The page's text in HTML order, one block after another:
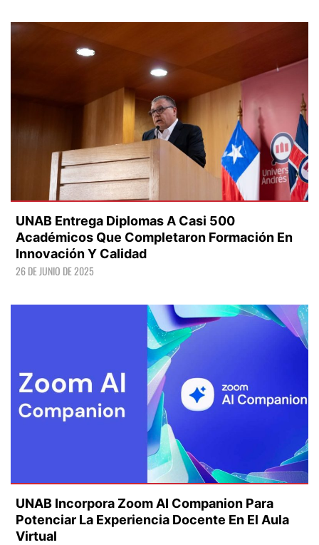
UNAB Entrega Diplomas A Casi 500
Académicos Que Completaron Formación En
Innovación Y Calidad
26 DE JUNIO DE 2025
UNAB Incorpora Zoom AI Companion Para
Potenciar La Experiencia Docente En El Aula
Virtual